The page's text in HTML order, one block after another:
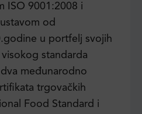
ISO 9001:2008 i
od
u portfelj svojih
standarda
međunarodno
trgovačkih
Food Standard i